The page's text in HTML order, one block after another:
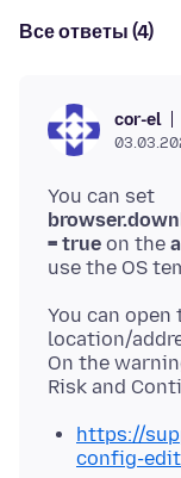
Все ответы (4)
cor-el
You can set
= true on the
You can open
location/
On the
https://
config-